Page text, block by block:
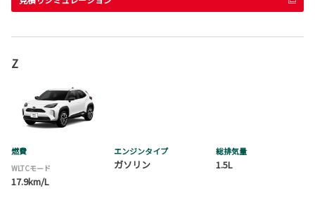
Z
燃費
WLTCモード
17.9km/L
エンジンタイプ
ガソリン
総排気量
1.5L